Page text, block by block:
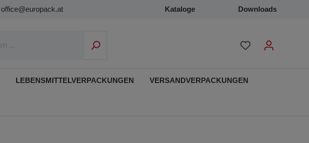
office@europack.at Kataloge Downloads
LEBENSMITTELVERPACKUNGEN VERSANDVERPACKUNGEN